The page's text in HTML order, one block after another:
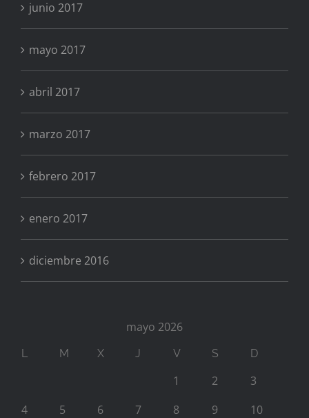
junio 2017
mayo 2017
abril 2017
marzo 2017
febrero 2017
enero 2017
diciembre 2016
mayo 2026
L M X J V S D
1 2
3
4
5 6 7 8 9
10